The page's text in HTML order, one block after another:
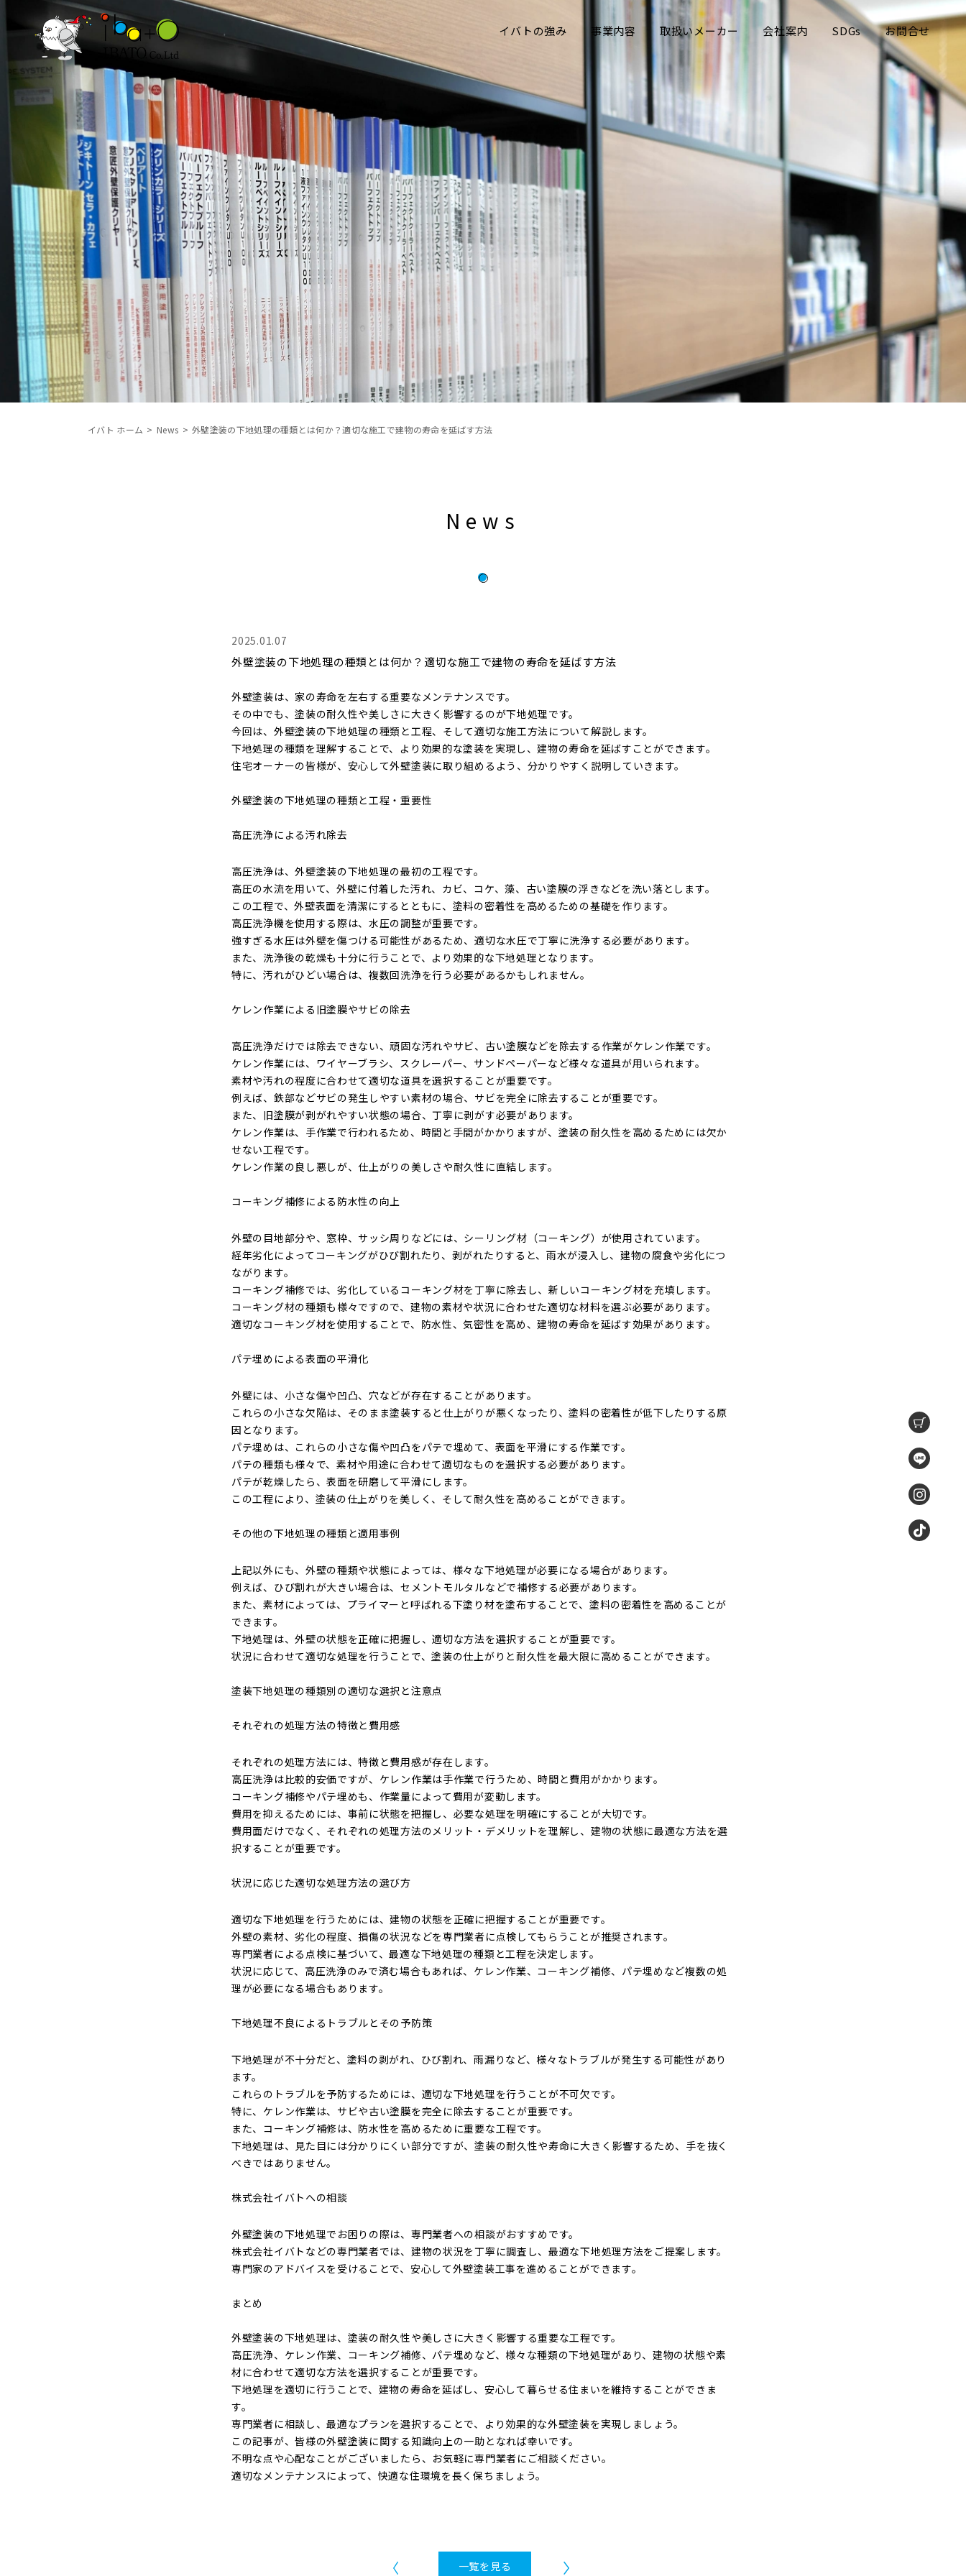
イバトの強み 事業内容 取扱いメーカー 会社案内 SDGs お問合せ
イバト ホーム News 外壁塗装の下地処理の種類とは何か？適切な施工で建物の寿命を延ばす方法
News
2025.01.07
外壁塗装の下地処理の種類とは何か？適切な施工で建物の寿命を延ばす方法
外壁塗装は、家の寿命を左右する重要なメンテナンスです。
その中でも、塗装の耐久性や美しさに大きく影響するのが下地処理です。
今回は、外壁塗装の下地処理の種類と工程、そして適切な施工方法について解説します。
下地処理の種類を理解することで、より効果的な塗装を実現し、建物の寿命を延ばすことができます。
住宅オーナーの皆様が、安心して外壁塗装に取り組めるよう、分かりやすく説明していきます。
外壁塗装の下地処理の種類と工程・重要性
高圧洗浄による汚れ除去
高圧洗浄は、外壁塗装の下地処理の最初の工程です。
高圧の水流を用いて、外壁に付着した汚れ、カビ、コケ、藻、古い塗膜の浮きなどを洗い落とします。
この工程で、外壁表面を清潔にするとともに、塗料の密着性を高めるための基礎を作ります。
高圧洗浄機を使用する際は、水圧の調整が重要です。
強すぎる水圧は外壁を傷つける可能性があるため、適切な水圧で丁寧に洗浄する必要があります。
また、洗浄後の乾燥も十分に行うことで、より効果的な下地処理となります。
特に、汚れがひどい場合は、複数回洗浄を行う必要があるかもしれません。
ケレン作業による旧塗膜やサビの除去
高圧洗浄だけでは除去できない、頑固な汚れやサビ、古い塗膜などを除去する作業がケレン作業です。
ケレン作業には、ワイヤーブラシ、スクレーパー、サンドペーパーなど様々な道具が用いられます。
素材や汚れの程度に合わせて適切な道具を選択することが重要です。
例えば、鉄部などサビの発生しやすい素材の場合、サビを完全に除去することが重要です。
また、旧塗膜が剥がれやすい状態の場合、丁寧に剥がす必要があります。
ケレン作業は、手作業で行われるため、時間と手間がかかりますが、塗装の耐久性を高めるためには欠か
せない工程です。
ケレン作業の良し悪しが、仕上がりの美しさや耐久性に直結します。
コーキング補修による防水性の向上
外壁の目地部分や、窓枠、サッシ周りなどには、シーリング材（コーキング）が使用されています。
経年劣化によってコーキングがひび割れたり、剥がれたりすると、雨水が浸入し、建物の腐食や劣化につ
ながります。
コーキング補修では、劣化しているコーキング材を丁寧に除去し、新しいコーキング材を充填します。
コーキング材の種類も様々ですので、建物の素材や状況に合わせた適切な材料を選ぶ必要があります。
適切なコーキング材を使用することで、防水性、気密性を高め、建物の寿命を延ばす効果があります。
パテ埋めによる表面の平滑化
外壁には、小さな傷や凹凸、穴などが存在することがあります。
これらの小さな欠陥は、そのまま塗装すると仕上がりが悪くなったり、塗料の密着性が低下したりする原
因となります。
パテ埋めは、これらの小さな傷や凹凸をパテで埋めて、表面を平滑にする作業です。
パテの種類も様々で、素材や用途に合わせて適切なものを選択する必要があります。
パテが乾燥したら、表面を研磨して平滑にします。
この工程により、塗装の仕上がりを美しく、そして耐久性を高めることができます。
その他の下地処理の種類と適用事例
上記以外にも、外壁の種類や状態によっては、様々な下地処理が必要になる場合があります。
例えば、ひび割れが大きい場合は、セメントモルタルなどで補修する必要があります。
また、素材によっては、プライマーと呼ばれる下塗り材を塗布することで、塗料の密着性を高めることが
できます。
下地処理は、外壁の状態を正確に把握し、適切な方法を選択することが重要です。
状況に合わせて適切な処理を行うことで、塗装の仕上がりと耐久性を最大限に高めることができます。
塗装下地処理の種類別の適切な選択と注意点
それぞれの処理方法の特徴と費用感
それぞれの処理方法には、特徴と費用感が存在します。
高圧洗浄は比較的安価ですが、ケレン作業は手作業で行うため、時間と費用がかかります。
コーキング補修やパテ埋めも、作業量によって費用が変動します。
費用を抑えるためには、事前に状態を把握し、必要な処理を明確にすることが大切です。
費用面だけでなく、それぞれの処理方法のメリット・デメリットを理解し、建物の状態に最適な方法を選
択することが重要です。
状況に応じた適切な処理方法の選び方
適切な下地処理を行うためには、建物の状態を正確に把握することが重要です。
外壁の素材、劣化の程度、損傷の状況などを専門業者に点検してもらうことが推奨されます。
専門業者による点検に基づいて、最適な下地処理の種類と工程を決定します。
状況に応じて、高圧洗浄のみで済む場合もあれば、ケレン作業、コーキング補修、パテ埋めなど複数の処
理が必要になる場合もあります。
下地処理不良によるトラブルとその予防策
下地処理が不十分だと、塗料の剥がれ、ひび割れ、雨漏りなど、様々なトラブルが発生する可能性があり
ます。
これらのトラブルを予防するためには、適切な下地処理を行うことが不可欠です。
特に、ケレン作業は、サビや古い塗膜を完全に除去することが重要です。
また、コーキング補修は、防水性を高めるために重要な工程です。
下地処理は、見た目には分かりにくい部分ですが、塗装の耐久性や寿命に大きく影響するため、手を抜く
べきではありません。
株式会社イバトへの相談
外壁塗装の下地処理でお困りの際は、専門業者への相談がおすすめです。
株式会社イバトなどの専門業者では、建物の状況を丁寧に調査し、最適な下地処理方法をご提案します。
専門家のアドバイスを受けることで、安心して外壁塗装工事を進めることができます。
まとめ
外壁塗装の下地処理は、塗装の耐久性や美しさに大きく影響する重要な工程です。
高圧洗浄、ケレン作業、コーキング補修、パテ埋めなど、様々な種類の下地処理があり、建物の状態や素
材に合わせて適切な方法を選択することが重要です。
下地処理を適切に行うことで、建物の寿命を延ばし、安心して暮らせる住まいを維持することができま
す。
専門業者に相談し、最適なプランを選択することで、より効果的な外壁塗装を実現しましょう。
この記事が、皆様の外壁塗装に関する知識向上の一助となれば幸いです。
不明な点や心配なことがございましたら、お気軽に専門業者にご相談ください。
適切なメンテナンスによって、快適な住環境を長く保ちましょう。
一覧を見る